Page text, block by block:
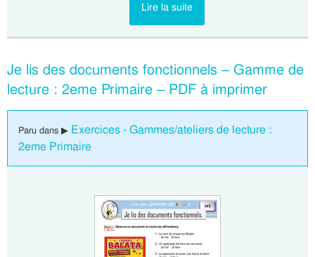
Lire la suite
Je lis des documents fonctionnels – Gamme de
lecture : 2eme Primaire – PDF à imprimer
Paru dans ▶ Exercices - Gammes/ateliers de lecture :
2eme Primaire